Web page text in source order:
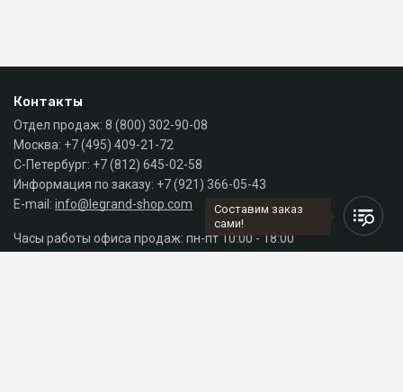
Контакты
Отдел продаж: 8 (800) 302-90-08
Москва: +7 (495) 409-21-72
С-Петербург: +7 (812) 645-02-58
Информация по заказу: +7 (921) 366-05-43
E-mail: info@legrand-shop.com
Часы работы офиса продаж: пн-пт 10:00 - 18:00
Составим заказ
сами!